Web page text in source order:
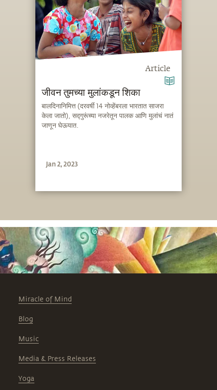
Article
जीवन तुमच्या मुलांकडून शिका
बालदिनानिमित्त (दरवर्षी 14 नोव्हेंबरला भारतात साजरा
केला जातो), सद्गुरूंच्या नजरेतून पालक आणि मुलांचं नातं
जाणून घेऊयात.
Jan 2, 2023
Miracle of Mind
Blog
Music
Media & Press Releases
Yoga